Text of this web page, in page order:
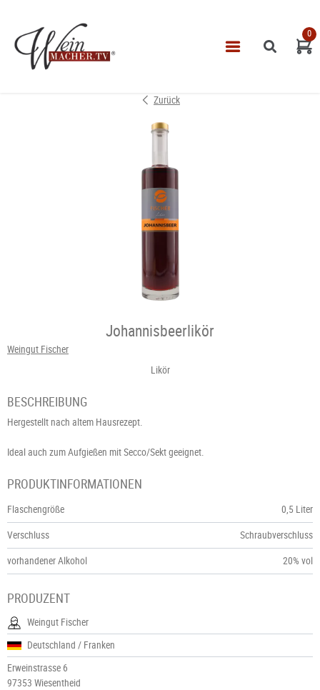
VINOTHEK
LEISTUNGEN
IMPRESSUM
0
Zurück
Johannisbeerlikör
Weingut Fischer
Likör
BESCHREIBUNG
Hergestellt nach altem Hausrezept.
Ideal auch zum Aufgießen mit Secco/Sekt geeignet.
PRODUKTINFORMATIONEN
Flaschengröße
0,5 Liter
Verschluss
Schraubverschluss
vorhandener Alkohol
20% vol
PRODUZENT
Weingut Fischer
Deutschland / Franken
Erweinstrasse 6
97353 Wiesentheid